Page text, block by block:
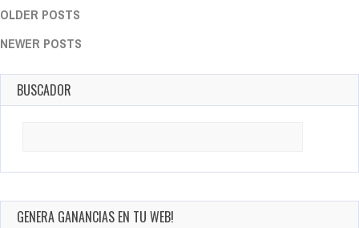
OLDER POSTS
NEWER POSTS
BUSCADOR
GENERA GANANCIAS EN TU WEB!